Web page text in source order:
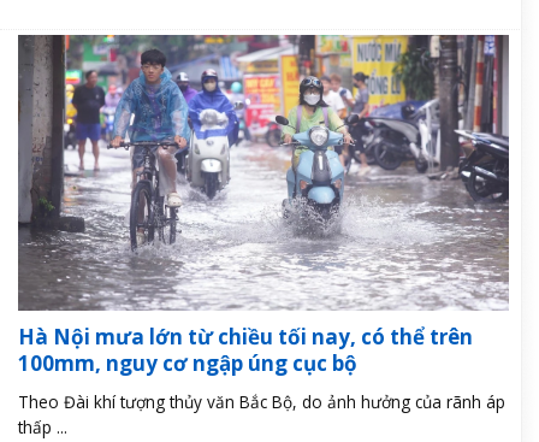
Hà Nội mưa lớn từ chiều tối nay, có thể trên
100mm, nguy cơ ngập úng cục bộ
Theo Đài khí tượng thủy văn Bắc Bộ, do ảnh hưởng của rãnh áp
thấp ...